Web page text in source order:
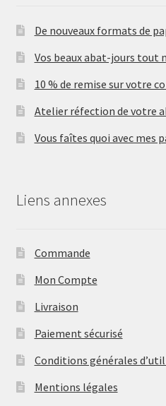
De nouveaux formats de
Vos beaux abat-jours tout
10 % de remise sur votre
Atelier réfection de votre
Vous faîtes quoi avec mes
Liens annexes
Commande
Mon Compte
Livraison
Paiement sécurisé
Conditions générales
Mentions légales